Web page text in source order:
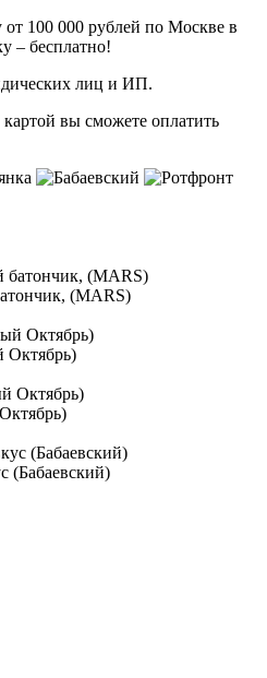
от 100 000 рублей по Москве в
– бесплатно!
лиц и ИП.
вы сможете оплатить
(MARS)
Октябрь)
(Бабаевский)